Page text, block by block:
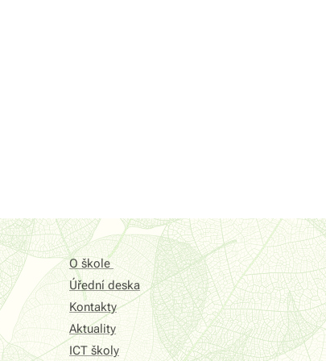
O škole
Úřední deska
Kontakty
Aktuality
ICT školy